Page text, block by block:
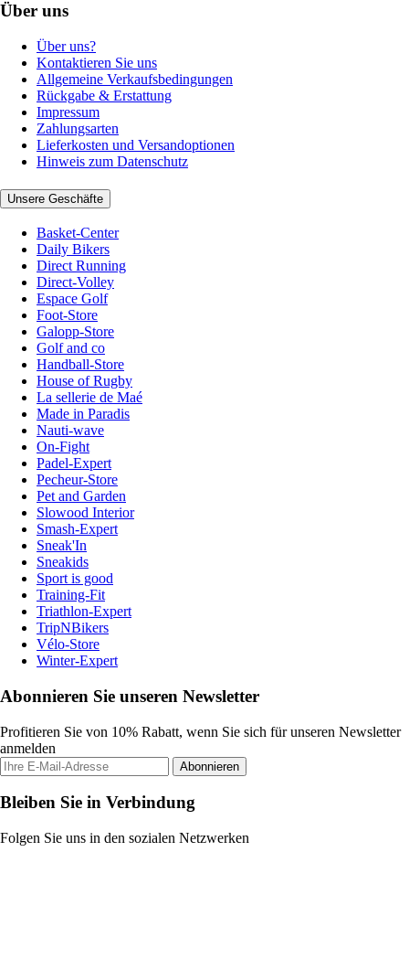
Über uns
Über uns?
Kontaktieren Sie uns
Allgemeine Verkaufsbedingungen
Rückgabe & Erstattung
Impressum
Zahlungsarten
Lieferkosten und Versandoptionen
Hinweis zum Datenschutz
Unsere Geschäfte
Basket-Center
Daily Bikers
Direct Running
Direct-Volley
Espace Golf
Foot-Store
Galopp-Store
Golf and co
Handball-Store
House of Rugby
La sellerie de Maé
Made in Paradis
Nauti-wave
On-Fight
Padel-Expert
Pecheur-Store
Pet and Garden
Slowood Interior
Smash-Expert
Sneak'In
Sneakids
Sport is good
Training-Fit
Triathlon-Expert
TripNBikers
Vélo-Store
Winter-Expert
Abonnieren Sie unseren Newsletter
Profitieren Sie von 10% Rabatt, wenn Sie sich für unseren Newsletter
anmelden
Abonnieren
Bleiben Sie in Verbindung
Folgen Sie uns in den sozialen Netzwerken